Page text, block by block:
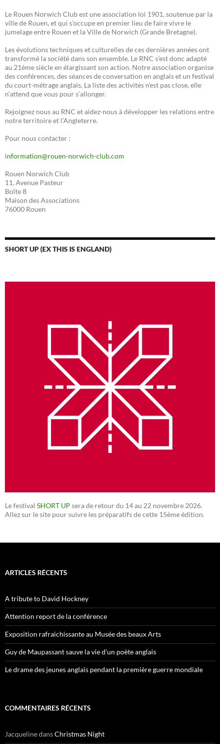
Le Rouen Norwich Club est une association loi 1901, soutenue par la
ville de Rouen, et qui s’occupe en premier lieu de faire vivre le
jumelage entre Rouen et la Ville de Norwich (Grande Bretagne).
Les évolutions techniques et culturelles de ces dernières années ont
transformé la société dans son ensemble. Le RNC s’est donc adapté
au 21ème siècle en élargissant son action. Notre association organise
des conférences, des séances de conversation en anglais et un festival
du court-métrage anglais. La liste des activités n’est pas close, elle
n’attend que vous pour s’allonger.
Rejoignez nous au RNC et aidez-nous à développer les relations entre
notre territoire et l’Angleterre.
Pour nous contacter :
information@rouen-norwich-club.com
Rouen Norwich Club
11, Avenue Pasteur
Boîte 8
Maison des Associations
76000 Rouen
SHORT UP (EX THIS IS ENGLAND)
Le festival SHORT UP sera de retour du 14 au 22 novembre 2026.
Allez sur le site pour suivre les préparatifs de cette 15ème édition.
ARTICLES RÉCENTS
A tribute to David Hockney
Attention report de la conférence
Exposition rafraichissante au Musée des beaux Arts
Guy de Maupassant sauve la vie d’un poète anglais
Le drame des jeunes anglais pendant la première guerre mondiale
COMMENTAIRES RÉCENTS
JacquelinedansChristmas Night